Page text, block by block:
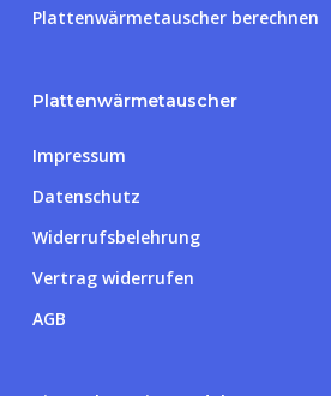
Plattenwärmetauscher berechnen
Plattenwärmetauscher
Impressum
Datenschutz
Widerrufsbelehrung
Vertrag widerrufen
AGB